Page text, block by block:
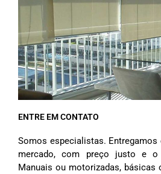
ENTRE EM CONTATO
Somos especialistas. Entregamos
mercado, com preço justo e o
Manuais ou motorizadas, básicas